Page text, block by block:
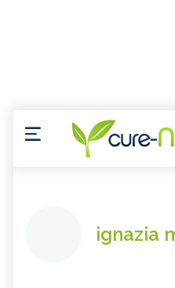
ignazia